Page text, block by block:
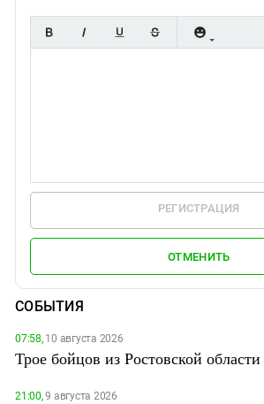
РЕГИСТРАЦИЯ
ОТМЕНИТЬ
СОБЫТИЯ
07:58,10 августа 2026
Трое бойцов из Ростовской
21:00,9 августа 2026